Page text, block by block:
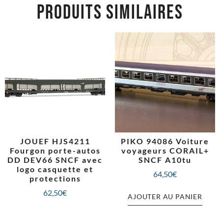
PRODUITS SIMILAIRES
JOUEF HJS4211
Fourgon porte-autos
DD DEV66 SNCF avec
logo casquette et
protections
62,50€
PIKO 94086 Voiture
voyageurs CORAIL+
SNCF A10tu
64,50€
AJOUTER AU PANIER